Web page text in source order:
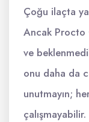
Çoğu ilaçta
Ancak
ve
onu daha da
unutmayın;
çalışmayabilir.